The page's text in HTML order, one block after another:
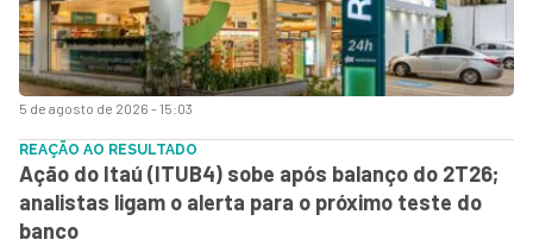
5 de agosto de 2026 - 15:03
REAÇÃO AO RESULTADO
Ação do Itaú (ITUB4) sobe após balanço do 2T26;
analistas ligam o alerta para o próximo teste do
banco